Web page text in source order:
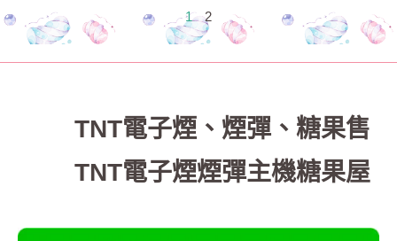
1 2
TNT電子煙 、 煙彈、糖果售
TNT電子煙煙彈主機糖果屋